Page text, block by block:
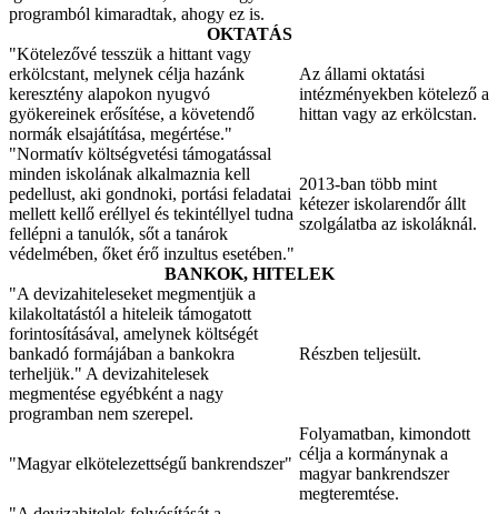
programból kimaradtak, ahogy ez is.
OKTATÁS
"Kötelezővé tesszük a hittant vagy
erkölcstant, melynek célja hazánk
keresztény alapokon nyugvó
gyökereinek erősítése, a követendő
normák elsajátítása, megértése."
Az állami oktatási
intézményekben kötelező a
hittan vagy az erkölcstan.
"Normatív költségvetési támogatással
minden iskolának alkalmaznia kell
pedellust, aki gondnoki, portási feladatai
mellett kellő eréllyel és tekintéllyel tudna
fellépni a tanulók, sőt a tanárok
védelmében, őket érő inzultus esetében."
2013-ban több mint
kétezer iskolarendőr állt
szolgálatba az iskoláknál.
BANKOK, HITELEK
"A devizahiteleseket megmentjük a
kilakoltatástól a hiteleik támogatott
forintosításával, amelynek költségét
bankadó formájában a bankokra
terheljük." A devizahitelesek
megmentése egyébként a nagy
programban nem szerepel.
Részben teljesült.
"Magyar elkötelezettségű bankrendszer"
Folyamatban, kimondott
célja a kormánynak a
magyar bankrendszer
megteremtése.